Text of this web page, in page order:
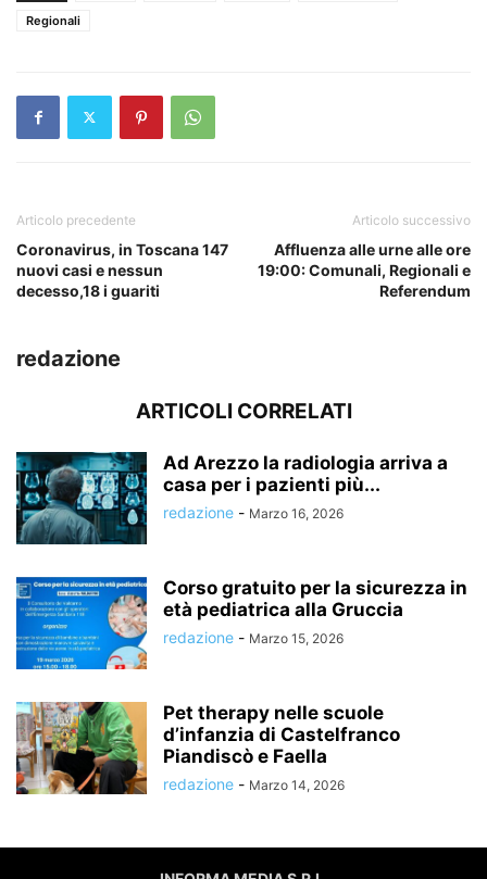
Regionali
Articolo precedente
Coronavirus, in Toscana 147
nuovi casi e nessun
decesso,18 i guariti
Articolo successivo
Affluenza alle urne alle ore
19:00: Comunali, Regionali e
Referendum
redazione
ARTICOLI CORRELATI
Ad Arezzo la radiologia arriva a
casa per i pazienti più...
redazione - Marzo 16, 2026
Corso gratuito per la sicurezza in
età pediatrica alla Gruccia
redazione - Marzo 15, 2026
Pet therapy nelle scuole
d’infanzia di Castelfranco
Piandiscò e Faella
redazione - Marzo 14, 2026